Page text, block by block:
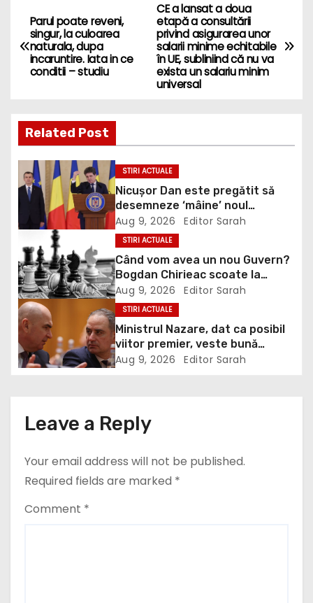
P
o
s
n
a
v
i
g
a
t
i
o
CE a lansat a doua
etapă a consultării
privind asigurarea unor
salarii minime echitabile
în UE, subliniind că nu va
exista un salariu minim
universal
Parul poate reveni,
singur, la culoarea
naturala, dupa
incaruntire. Iata in ce
conditii – studiu
Related Post
STIRI ACTUALE
Nicușor Dan este pregătit să
desemneze ‘mâine’ noul
premier, anunță Eugen Tomac:
Niciuna dintre cele două
propuneri nu are majoritate
Aug 9, 2026 Editor Sarah
STIRI ACTUALE
Când vom avea un nou Guvern?
Bogdan Chirieac scoate la
lumină jocuri politice de culise:
Noi dăm banii, noi le plătim
VIDEO
Aug 9, 2026 Editor Sarah
STIRI ACTUALE
Ministrul Nazare, dat ca posibil
viitor premier, veste bună
pentru români: Momentul din
Aug 9, 2026 Editor Sarah
Leave a Reply
Your email address will not be published.
Required fields are marked *
Comment *